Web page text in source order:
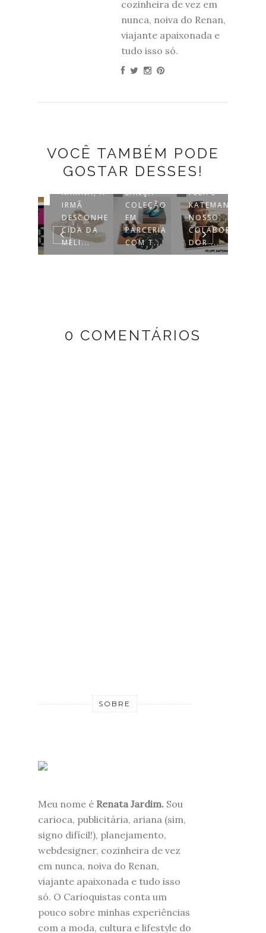
cozinheira de vez em
nunca, noiva do Renan,
viajante apaixonada e
tudo isso só.
VOCÊ TAMBÉM PODE
GOSTAR DESSES!
KARINA, A
IRMÃ
DESCONHE
CIDA DA
MELI...
LANÇA
COLEÇÃO
EM
PARCERIA
COM T...
FELIPE
KATEMANI,
NOSSO
COLABORA
DOR ...
0 COMENTÁRIOS
SOBRE
Meu nome é Renata Jardim. Sou
carioca, publicitária, ariana (sim,
signo difícil!), planejamento,
webdesigner, cozinheira de vez
em nunca, noiva do Renan,
viajante apaixonada e tudo isso
só. O Carioquistas conta um
pouco sobre minhas experiências
com a moda, cultura e lifestyle do